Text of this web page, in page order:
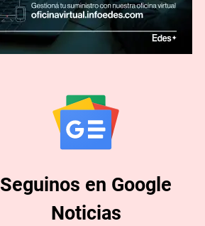
Seguinos en Google
Noticias